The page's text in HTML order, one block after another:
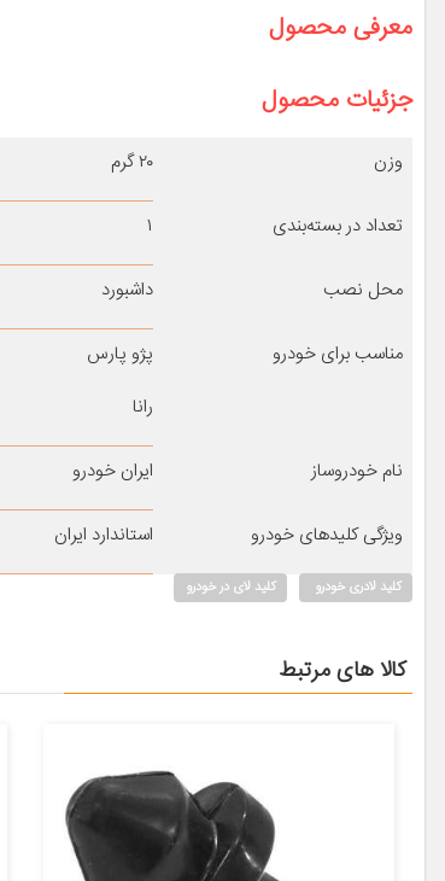
معرفی محصول
جزئیات محصول
وزن ۲۰ گرم
تعداد در بسته‌بندی ۱
محل نصب داشبورد
مناسب برای خودرو
پژو پارس
رانا
نام خودروساز ایران خودرو
ویژگی کلیدهای خودرو استاندارد ایران
کلید لادری خودرو کلید لای در خودرو
کالا های مرتبط